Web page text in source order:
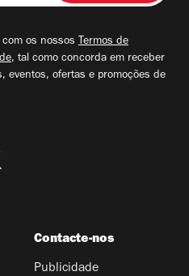
os nossos Termos de
, tal como concorda em receber
eventos, ofertas e promoções de
Contacte-nos
Publicidade